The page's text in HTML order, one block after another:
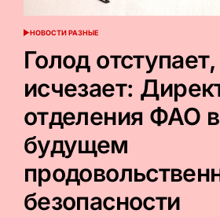
ОПУБЛИКОВАНО
НОВОСТИ РАЗНЫЕ
Голод
исчезает:
отделения ФАО
будущем
безопасности